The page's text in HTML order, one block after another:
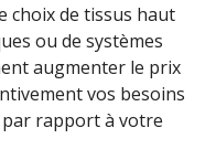
choix de tissus haut
ou de systèmes
augmenter le prix
vos besoins
rapport à votre